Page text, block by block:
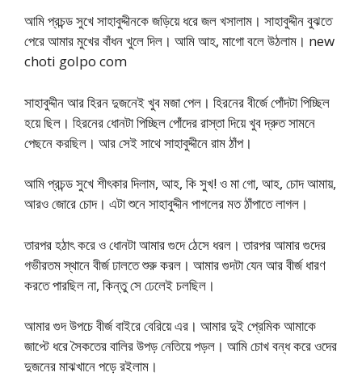
আমি প্রচন্ড সুখে সাহাবুদ্দীনকে জড়িয়ে ধরে জল খসালাম। সাহাবুদ্দীন বুঝতে
পেরে আমার মুখের বাঁধন খুলে দিল। আমি আহ, মাগো বলে উঠলাম। new
choti golpo com
সাহাবুদ্দীন আর হিরন দুজনেই খুব মজা পেল। হিরনের বীর্জে পোঁদটা পিচ্ছিল
হয়ে ছিল। হিরনের ধোনটা পিচ্ছিল পোঁদের রাস্তা দিয়ে খুব দ্রুত সামনে
পেছনে করছিল। আর সেই সাথে সাহাবুদ্দীনে রাম ঠাঁপ।
আমি প্রচন্ড সুখে শীৎকার দিলাম, আহ, কি সুখ! ও মা গো, আহ, চোদ আমায়,
আরও জোরে চোদ। এটা শুনে সাহাবুদ্দীন পাগলের মত ঠাঁপাতে লাগল।
তারপর হঠাৎ করে ও ধোনটা আমার গুদে ঠেসে ধরল। তারপর আমার গুদের
গভীরতম স্থানে বীর্জ ঢালতে শুরু করল। আমার গুদটা যেন আর বীর্জ ধারণ
করতে পারছিল না, কিন্তু সে ঢেলেই চলছিল।
আমার গুদ উপচে বীর্জ বাইরে বেরিয়ে এর। আমার দুই প্রেমিক আমাকে
জাপ্টে ধরে সৈকতের বালির উপড় নেতিয়ে পড়ল। আমি চোখ বন্ধ করে ওদের
দুজনের মাঝখানে পড়ে রইলাম।